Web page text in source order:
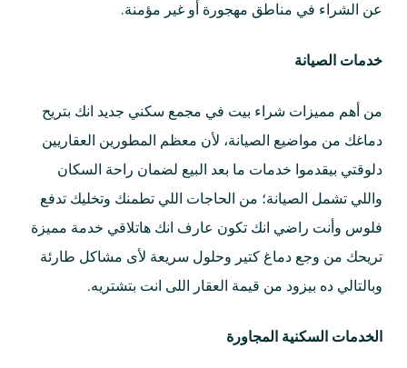
عن الشراء في مناطق مهجورة أو غير مؤمنة.
خدمات الصيانة
من أهم مميزات شراء بيت في مجمع سكني جديد انك بتريح
دماغك من مواضيع الصيانة، لأن معظم المطورين العقاريين
دلوقتي بيقدموا خدمات ما بعد البيع لضمان راحة السكان
واللي تشمل الصيانة؛ من الحاجات اللي تطمنك وتخليك تدفع
فلوس وأنت راضي انك تكون عارف انك هاتلاقي خدمة مميزة
تريحك من وجع دماغ كتير وحلول سريعة لأى مشاكل طارئة
وبالتالي ده بيزود من قيمة العقار اللى انت بتشتريه.
الخدمات السكنية المجاورة